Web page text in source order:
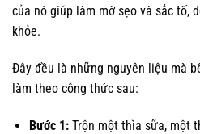
của nó giúp làm mờ sẹo và sắc tố,
khỏe.
Đây đều là những nguyên liệu mà
làm theo công thức sau:
Bước 1:Trộn một thìa sữa, một